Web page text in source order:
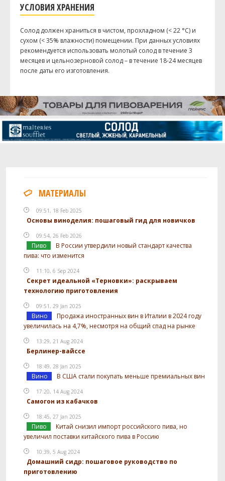
УСЛОВИЯ ХРАНЕНИЯ
Солод должен храниться в чистом, прохладном (< 22 °C) и
сухом (< 35% влажности) помещении. При данных условиях
рекомендуется использовать молотый солод в течение 3
месяцев и цельнозерновой солод – в течение 18-24 месяцев
после даты его изготовления.
МАТЕРИАЛЫ
09:51, 18 Feb 2025
Основы виноделия: пошаговый гид для новичков
09:54, 26 Feb 2026
Пиво
В России утвердили новый стандарт качества
пива: что изменится
11:10, 6 Sep 2024
Секрет идеальной «Терновки»: раскрываем
технологию приготовления
09:51, 29 Jan 2025
Вино
Продажа иностранных вин в Италии в 2024 году
увеличилась на 4,7%, несмотря на общий спад на рынке
13:29, 21 Aug 2024
Берлинер-вайссе
18:49, 28 Jan 2025
Вино В США стали покупать меньше премиальных вин
17:20, 14 Aug 2024
Самогон из кабачков
18:45, 27 Jan 2025
Пиво
Китай снизил импорт российского пива, но
увеличил поставки китайского пива в Россию
10:39, 5 Aug 2024
Домашний сидр: пошаговое руководство по
приготовлению